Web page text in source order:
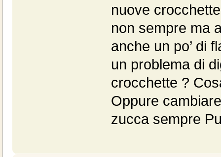
nuove
non sempre ma
anche un po’ di
un problema di
crocchette ?
Oppure
zucca sempre